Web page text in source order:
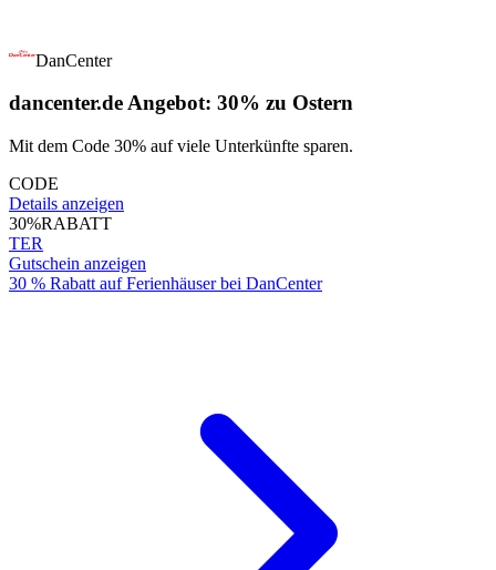
DanCenter
dancenter.de Angebot: 30% zu Ostern
Mit dem Code 30% auf viele Unterkünfte sparen.
CODE
Details anzeigen
30%RABATT
TER
Gutschein anzeigen
30 % Rabatt auf Ferienhäuser bei DanCenter